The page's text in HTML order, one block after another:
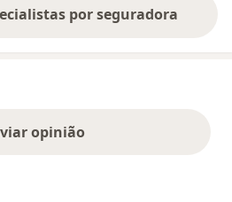
por seguradora
opinião